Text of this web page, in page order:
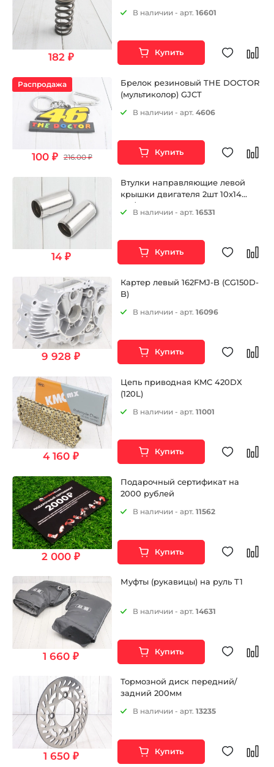
182 ₽
В наличии - арт.16601
Купить
Распродажа
100 ₽ 216.00 ₽
Брелок резиновый THE DOCTOR
(мультиколор) GJCT
В наличии - арт.4606
Купить
14 ₽
Втулки направляющие левой
крышки двигателя 2шт 10х14
165/166 FMM ZS172FMM-3A
(CB250-F) ZS172FMM-5 (PR250)
(CBS300) ZS169MM (CB250-A)
ZS170MM-2 (CB250) и др.
В наличии - арт.16531
Купить
9 928 ₽
Картер левый 162FMJ-B (CG150D-
B)
В наличии - арт.16096
Купить
4 160 ₽
Цепь приводная KMC 420DX
(120L)
В наличии - арт.11001
Купить
2 000 ₽
Подарочный сертификат на
2000 рублей
В наличии - арт.11562
Купить
1 660 ₽
Муфты (рукавицы) на руль Т1
В наличии - арт.14631
Купить
1 650 ₽
Тормозной диск передний/
задний 200мм
В наличии - арт.13235
Купить